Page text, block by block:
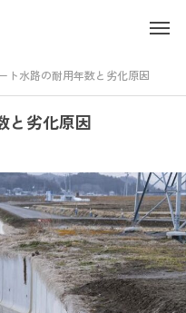
ト水路の耐用年数と劣化原因
と劣化原因